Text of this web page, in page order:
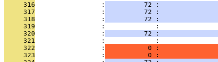
     316
                 :
72 :
     317
                 :
72 :
     318
                 :
72 :
     319
:             :
     320
                 :
72 :
     321
:             :
     322
                 :
0 :
     323
                 :
0 :